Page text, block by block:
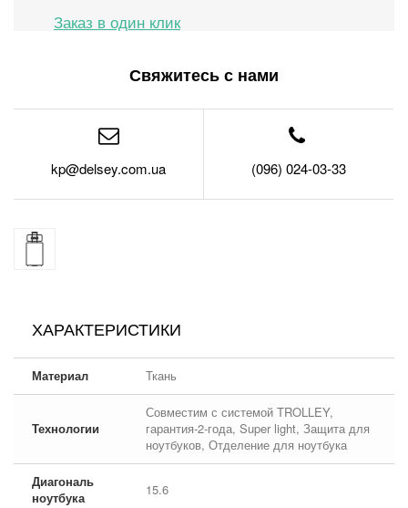
Свяжитесь с нами
kp@delsey.com.ua (096) 024-03-33
ХАРАКТЕРИСТИКИ
Материал Ткань
Технологии
Совместим с системой TROLLEY,
гарантия-2-года, Super light, Защита для
ноутбуков, Отделение для ноутбука
Диагональ
ноутбука
15.6